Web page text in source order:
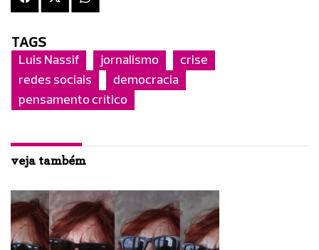
TAGS
Luis Nassif jornalismo
crise
redes sociais
democracia
pensamento crítico
veja também